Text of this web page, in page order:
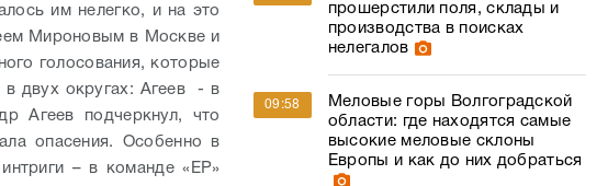
им нелегко, и на это
Мироновым в Москве и
голосования, которые
в двух округах: Агеев - в
Агеев подчеркнул, что
опасения. Особенно в
– в команде «ЕР»
прошерстили поля, склады и
производства в поисках
нелегалов
09:58
Меловые горы Волгоградской
области: где находятся самые
высокие меловые склоны
Европы и как до них добраться